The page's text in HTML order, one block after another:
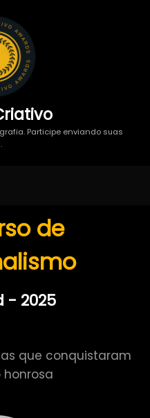
Participe enviando suas
de
- 2025
que conquistaram